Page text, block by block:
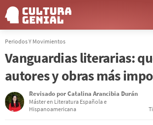
Periodos Y Movimientos
Vanguardias literarias:
autores y obras más
Revisado porCatalina Arancibia Durán
Máster en Literatura Española e
Hispanoamericana